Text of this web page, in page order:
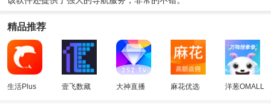
精品推荐
生活Plus 壹飞数藏 大神直播 麻花优选 洋葱OMALL